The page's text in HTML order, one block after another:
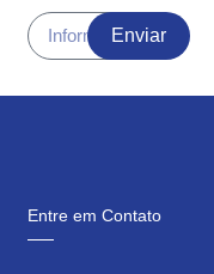
Enviar
Entre em Contato